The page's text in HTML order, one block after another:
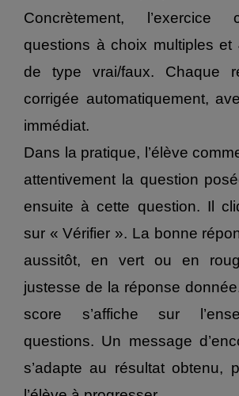
Concrètement, l’exercice
questions à choix multiples et
de type vrai/faux. Chaque
corrigée automatiquement,
immédiat.
Dans la pratique, l’élève
attentivement la question
ensuite à cette question. Il
sur « Vérifier ». La bonne
aussitôt, en vert ou en
justesse de la réponse
score s’affiche sur
questions. Un message
s’adapte au résultat obtenu,